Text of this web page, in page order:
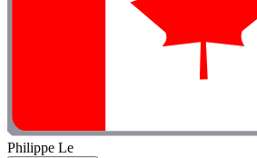
Philippe Le